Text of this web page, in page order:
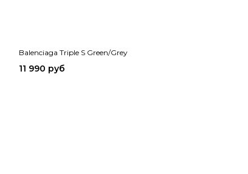
Balenciaga Triple S Green/Grey
11 990 руб